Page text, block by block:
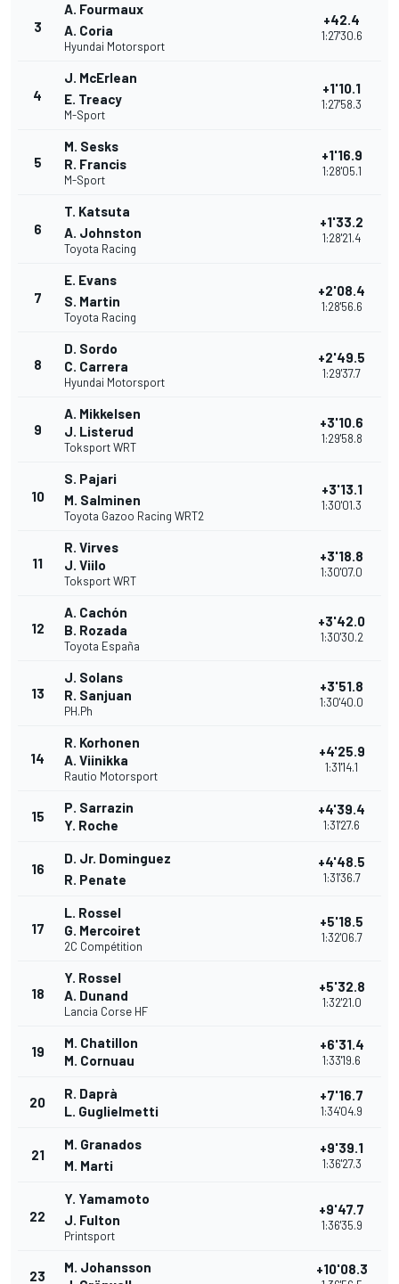
3
A. Fourmaux
A. Coria
Hyundai Motorsport
+42.4
1:27'30.6
4
J. McErlean
E. Treacy
M-Sport
+1'10.1
1:27'58.3
5
M. Sesks
R. Francis
M-Sport
+1'16.9
1:28'05.1
6
T. Katsuta
A. Johnston
Toyota Racing
+1'33.2
1:28'21.4
7
E. Evans
S. Martin
Toyota Racing
+2'08.4
1:28'56.6
8
D. Sordo
C. Carrera
Hyundai Motorsport
+2'49.5
1:29'37.7
9
A. Mikkelsen
J. Listerud
Toksport WRT
+3'10.6
1:29'58.8
10
S. Pajari
M. Salminen
Toyota Gazoo Racing WRT2
+3'13.1
1:30'01.3
11
R. Virves
J. Viilo
Toksport WRT
+3'18.8
1:30'07.0
12
A. Cachón
B. Rozada
Toyota España
+3'42.0
1:30'30.2
13
J. Solans
R. Sanjuan
PH.Ph
+3'51.8
1:30'40.0
14
R. Korhonen
A. Viinikka
Rautio Motorsport
+4'25.9
1:31'14.1
15
P. Sarrazin
Y. Roche
+4'39.4
1:31'27.6
16
D. Jr. Dominguez
R. Penate
+4'48.5
1:31'36.7
17
L. Rossel
G. Mercoiret
2C Compétition
+5'18.5
1:32'06.7
18
Y. Rossel
A. Dunand
Lancia Corse HF
+5'32.8
1:32'21.0
19
M. Chatillon
M. Cornuau
+6'31.4
1:33'19.6
20
R. Daprà
L. Guglielmetti
+7'16.7
1:34'04.9
21
M. Granados
M. Marti
+9'39.1
1:36'27.3
22
Y. Yamamoto
J. Fulton
Printsport
+9'47.7
1:36'35.9
23
M. Johansson
+10'08.3